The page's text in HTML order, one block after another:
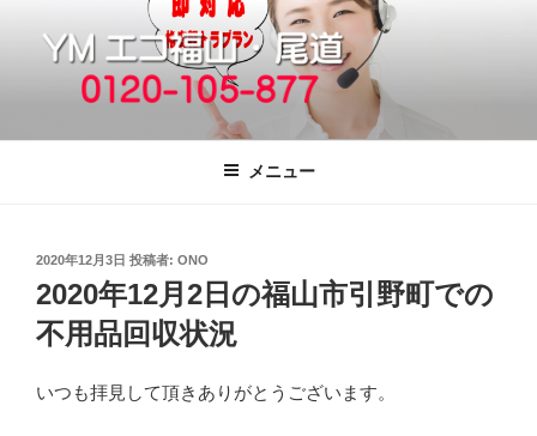
福山市で格安の不用品回収、買取、処
分は粗大ごみ処分、廃品回収も対応の
引っ越しゴミ・粗大ゴミの片付けをいたします
メニュー
投
日:
2020年12月3日 投稿者: ONO
2020年12月2日の福山市引野町での
不用品回収状況
いつも拝見して頂きありがとうございます。